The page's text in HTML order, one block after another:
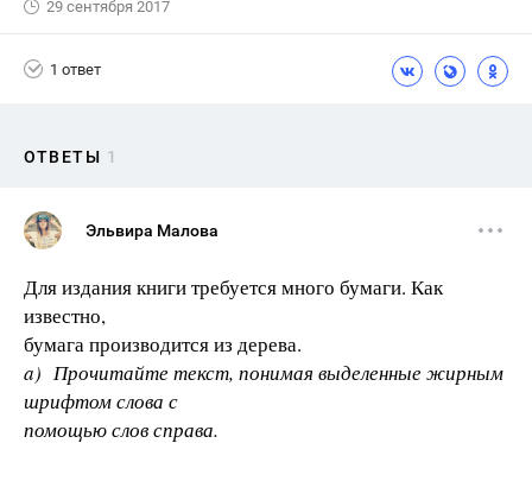
29 сентября 2017
1 ответ
ОТВЕТЫ 1
Эльвира Малова
Для издания книги требуется много бумаги. Как
известно,
бумага производится из дерева.
a) Прочитайте текст, понимая выделенные жирным
шрифтом слова с
помощью слов справа.